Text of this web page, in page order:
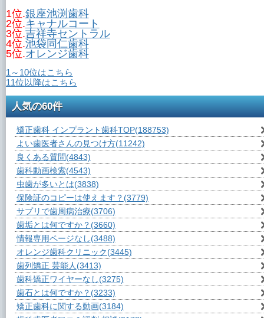
1位.銀座池渕歯科
2位.キャナルコート
3位.吉祥寺セントラル
4位.池袋同仁歯科
5位.オレンジ歯科
1～10位はこちら
11位以降はこちら
人気の60件
矯正歯科 インプラント歯科TOP(188753)
よい歯医者さんの見つけ方(11242)
良くある質問(4843)
歯科動画検索(4543)
虫歯が多いとは(3838)
保険証のコピーは使えます？ (3779)
サプリで歯周病治療(3706)
歯垢とは何ですか？ (3660)
情報専用ページなし(3488)
オレンジ歯科クリニック(3445)
歯列矯正 芸能人 (3413)
歯科矯正ワイヤーなし(3275)
歯石とは何ですか？ (3233)
矯正歯科に関する動画(3184)